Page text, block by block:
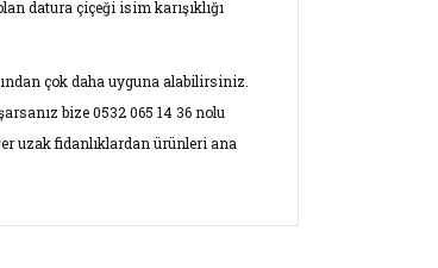
datura çiçeği isim karışıklığı
çok daha uyguna alabilirsiniz.
bize 0532 065 14 36 nolu
uzak fidanlıklardan ürünleri ana